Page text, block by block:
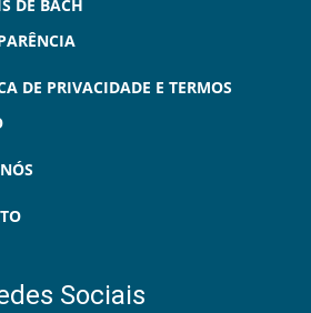
DE BACH
DE PRIVACIDADE E TERMOS
Sociais